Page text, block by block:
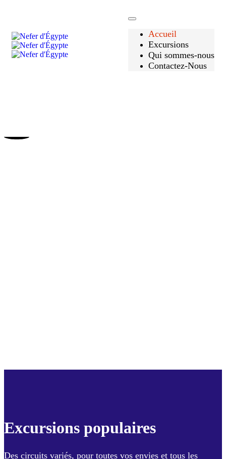
Accueil
Excursions
Qui sommes-nous
Contactez-Nous
Excursions populaires
Des circuits variés, pour toutes vos envies et tous les